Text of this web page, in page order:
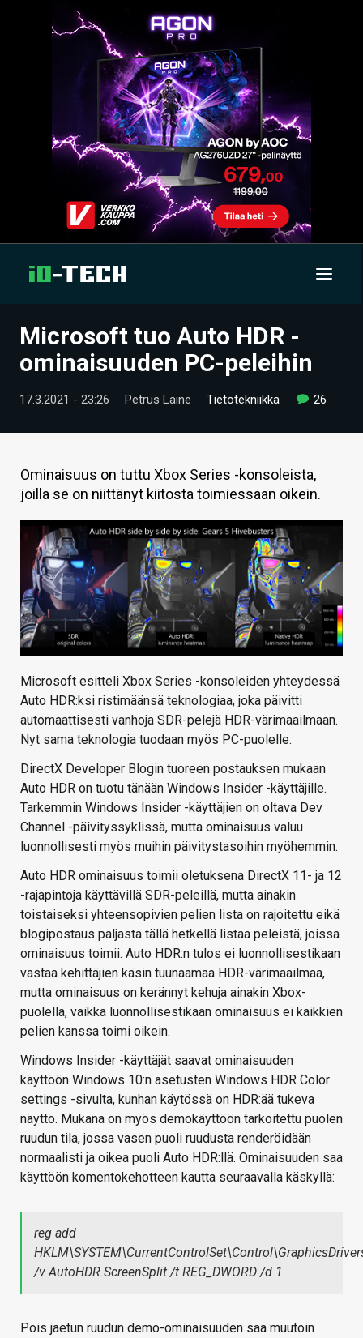
UUTISET
TIETOA
HINTA.FI
KAUPPA
VAIHDA TEEMA
Microsoft tuo Auto HDR -
ominaisuuden PC-peleihin
17.3.2021 - 23:26 Petrus Laine Tietotekniikka 26
Ominaisuus on tuttu Xbox Series -konsoleista,
joilla se on niittänyt kiitosta toimiessaan oikein.
Microsoft esitteli Xbox Series -konsoleiden yhteydessä
Auto HDR:ksi ristimäänsä teknologiaa, joka päivitti
automaattisesti vanhoja SDR-pelejä HDR-värimaailmaan.
Nyt sama teknologia tuodaan myös PC-puolelle.
DirectX Developer Blogin tuoreen postauksen mukaan
Auto HDR on tuotu tänään Windows Insider -käyttäjille.
Tarkemmin Windows Insider -käyttäjien on oltava Dev
Channel -päivityssyklissä, mutta ominaisuus valuu
luonnollisesti myös muihin päivitystasoihin myöhemmin.
Auto HDR ominaisuus toimii oletuksena DirectX 11- ja 12
-rajapintoja käyttävillä SDR-peleillä, mutta ainakin
toistaiseksi yhteensopivien pelien lista on rajoitettu eikä
blogipostaus paljasta tällä hetkellä listaa peleistä, joissa
ominaisuus toimii. Auto HDR:n tulos ei luonnollisestikaan
vastaa kehittäjien käsin tuunaamaa HDR-värimaailmaa,
mutta ominaisuus on kerännyt kehuja ainakin Xbox-
puolella, vaikka luonnollisestikaan ominaisuus ei kaikkien
pelien kanssa toimi oikein.
Windows Insider -käyttäjät saavat ominaisuuden
käyttöön Windows 10:n asetusten Windows HDR Color
settings -sivulta, kunhan käytössä on HDR:ää tukeva
näyttö. Mukana on myös demokäyttöön tarkoitettu puolen
ruudun tila, jossa vasen puoli ruudusta renderöidään
normaalisti ja oikea puoli Auto HDR:llä. Ominaisuuden saa
käyttöön komentokehotteen kautta seuraavalla käskyllä:
reg add
/v AutoHDR.ScreenSplit /t REG_DWORD /d 1
Pois jaetun ruudun demo-ominaisuuden saa muutoin